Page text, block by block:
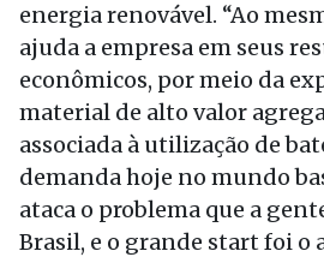
energia renovável. “Ao
ajuda a empresa em seus
econômicos, por meio da
material de alto valor
associada à utilização de
demanda hoje no mundo
ataca o problema que a
Brasil, e o grande start foi o